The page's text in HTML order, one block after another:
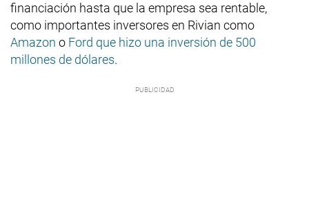
financiación hasta que la empresa sea rentable,
como importantes inversores en Rivian como
Amazon o Ford que hizo una inversión de 500
millones de dólares.